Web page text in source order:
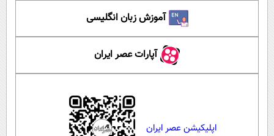
آموزش زبان انگلیسی
آپارات عصر ایران
اپلیکیشن عصر ایران